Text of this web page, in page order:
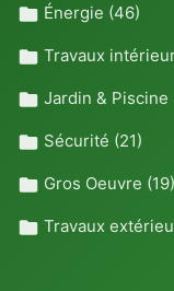
Énergie (46)
Travaux
Jardin & Piscine
Sécurité (21)
Gros Oeuvre (19)
Travaux